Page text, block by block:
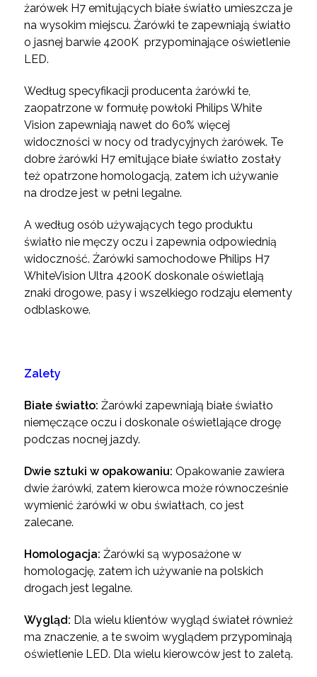
żarówek H7 emitujących białe światło umieszcza je
na wysokim miejscu. Żarówki te zapewniają światło
o jasnej barwie 4200K przypominające oświetlenie
LED.
Według specyfikacji producenta żarówki te,
zaopatrzone w formułę powłoki Philips White
Vision zapewniają nawet do 60% więcej
widoczności w nocy od tradycyjnych żarówek. Te
dobre żarówki H7 emitujące białe światło zostały
też opatrzone homologacją, zatem ich używanie
na drodze jest w pełni legalne.
A według osób używających tego produktu
światło nie męczy oczu i zapewnia odpowiednią
widoczność. Żarówki samochodowe Philips H7
WhiteVision Ultra 4200K doskonale oświetlają
znaki drogowe, pasy i wszelkiego rodzaju elementy
odblaskowe.
Zalety
Białe światło: Żarówki zapewniają białe światło
niemęczące oczu i doskonale oświetlające drogę
podczas nocnej jazdy.
Dwie sztuki w opakowaniu: Opakowanie zawiera
dwie żarówki, zatem kierowca może równocześnie
wymienić żarówki w obu światłach, co jest
zalecane.
Homologacja: Żarówki są wyposażone w
homologację, zatem ich używanie na polskich
drogach jest legalne.
Wygląd: Dla wielu klientów wygląd świateł również
ma znaczenie, a te swoim wyglądem przypominają
oświetlenie LED. Dla wielu kierowców jest to zaletą.